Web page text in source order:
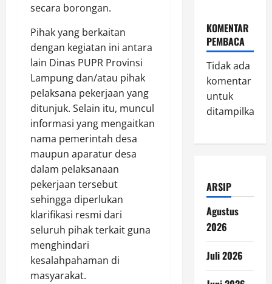
secara borongan.
Pihak yang berkaitan
dengan kegiatan ini antara
lain Dinas PUPR Provinsi
Lampung dan/atau pihak
pelaksana pekerjaan yang
ditunjuk. Selain itu, muncul
informasi yang mengaitkan
nama pemerintah desa
maupun aparatur desa
dalam pelaksanaan
pekerjaan tersebut
sehingga diperlukan
klarifikasi resmi dari
seluruh pihak terkait guna
menghindari
kesalahpahaman di
masyarakat.
KOMENTAR
PEMBACA
Tidak ada
komentar
untuk
ditampilkan.
ARSIP
Agustus
2026
Juli 2026